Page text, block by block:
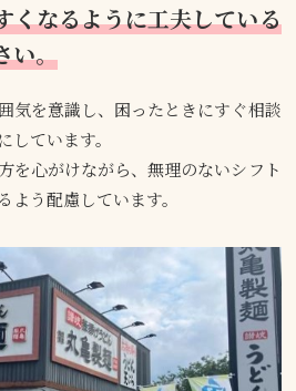
くなるように工夫している
い。
気を意識し、困ったときにすぐ相談
ています。
を心がけながら、無理のないシフト
う配慮しています。